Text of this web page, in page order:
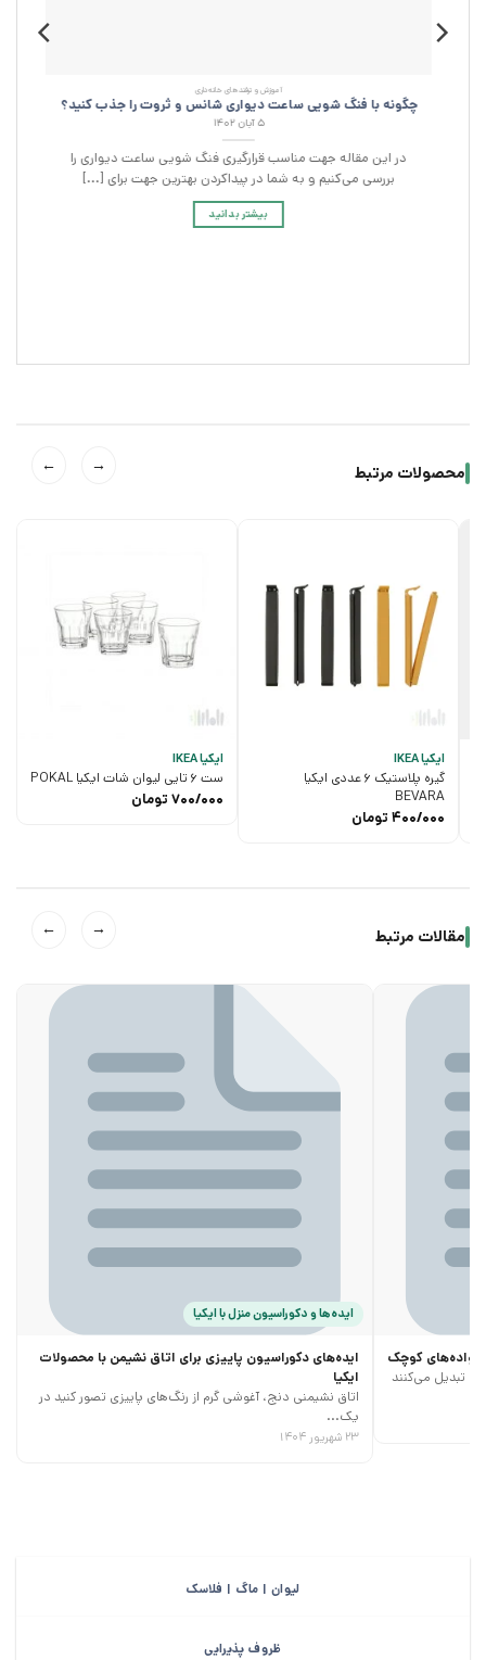
آموزش و ترفند‌های خانه‌داری
چگونه با فنگ شویی ساعت دیواری شانس و ثروت را جذب کنید؟
۵ آبان ۱۴۰۲
در این مقاله جهت مناسب قرار‌گیری فنگ شویی ساعت دیواری را
بررسی می‌کنیم و به شما در پیداکردن بهترین جهت برای [...]
بیشتر بدانید
محصولات مرتبط →
←
ایکیا IKEA
گیره پلاستیک 6 عددی ایکیا
BEVARA
400/000 تومان
ایکیا IKEA
ست 6 تایی لیوان شات ایکیا POKAL
700/000 تومان
مقالات مرتبط →
←
کوچک
تبدیل می‌کنند
ایده‌ها و دکوراسیون منزل با ایکیا
ایده‌های دکوراسیون پاییزی برای اتاق نشیمن با محصولات
ایکیا
اتاق نشیمنی دنج، آغوشی گرم از رنگ‌های پاییزی تصور کنید در
یک...
۲۳ شهریور ۱۴۰۴
لیوان | ماگ | فلاسک
ظروف پذیرایی